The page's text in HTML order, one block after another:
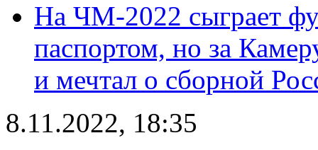
На ЧМ-2022 сыграет
паспортом, но за
и мечтал о сборной
8.11.2022, 18:35